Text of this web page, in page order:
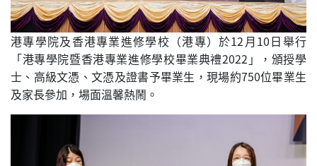
港專學院及香港專業進修學校（港專）於12月10日舉行
「港專學院暨香港專業進修學校畢業典禮2022」，頒授學
士、高級文憑、文憑及證書予畢業生，現場約750位畢業生
及家長參加，場面溫馨熱鬧。